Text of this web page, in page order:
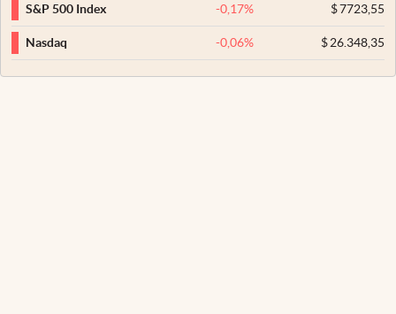
S&P 500 Index -0,17% $7723,55
Nasdaq -0,06% $26.348,35